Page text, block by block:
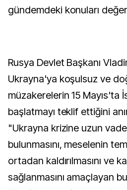
gündemdeki konuları
Rusya Devlet Başkanı
Ukrayna'ya koşulsuz ve
müzakerelerin 15 Mayıs'ta
başlatmayı teklif ettiğini
"Ukrayna krizine uzun
bulunmasını, meselenin
ortadan kaldırılmasını ve
sağlanmasını amaçlayan